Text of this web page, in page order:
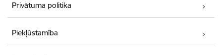
Privātuma politika
Piekļūstamība